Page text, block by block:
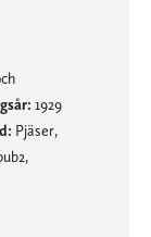
1929
Pjäser,